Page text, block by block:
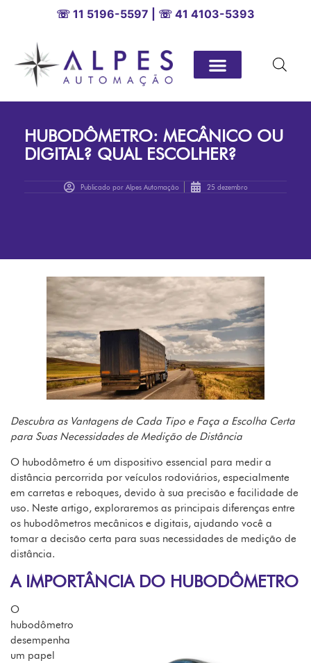
☏ 11 5196-5597 | ☏ 41 4103-5393
HUBODÔMETRO: MECÂNICO OU
DIGITAL? QUAL ESCOLHER?
Publicado porAlpes Automação 25 dezembro
Descubra as Vantagens de Cada Tipo e Faça a Escolha Certa
para Suas Necessidades de Medição de Distância
O hubodômetro é um dispositivo essencial para medir a
distância percorrida por veículos rodoviários, especialmente
em carretas e reboques, devido à sua precisão e facilidade de
uso. Neste artigo, exploraremos as principais diferenças entre
os hubodômetros mecânicos e digitais, ajudando você a
tomar a decisão certa para suas necessidades de medição de
distância.
A IMPORTÂNCIA DO HUBODÔMETRO
O
hubodômetro
desempenha
um papel